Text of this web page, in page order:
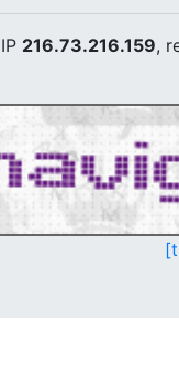
216.73.216.159,